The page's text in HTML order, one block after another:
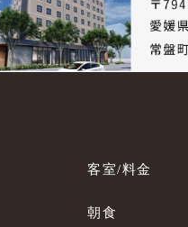
客室/料金
朝食